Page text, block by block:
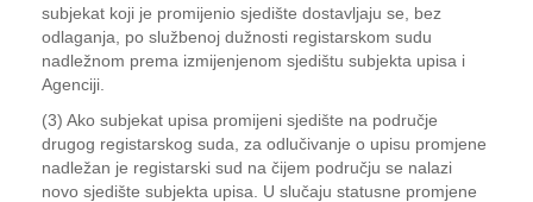
subjekat koji je promijenio sjedište dostavljaju se, bez
odlaganja, po službenoj dužnosti registarskom sudu
nadležnom prema izmijenjenom sjedištu subjekta upisa i
Agenciji.
(3) Ako subjekat upisa promijeni sjedište na područje
drugog registarskog suda, za odlučivanje o upisu promjene
nadležan je registarski sud na čijem području se nalazi
novo sjedište subjekta upisa. U slučaju statusne promjene